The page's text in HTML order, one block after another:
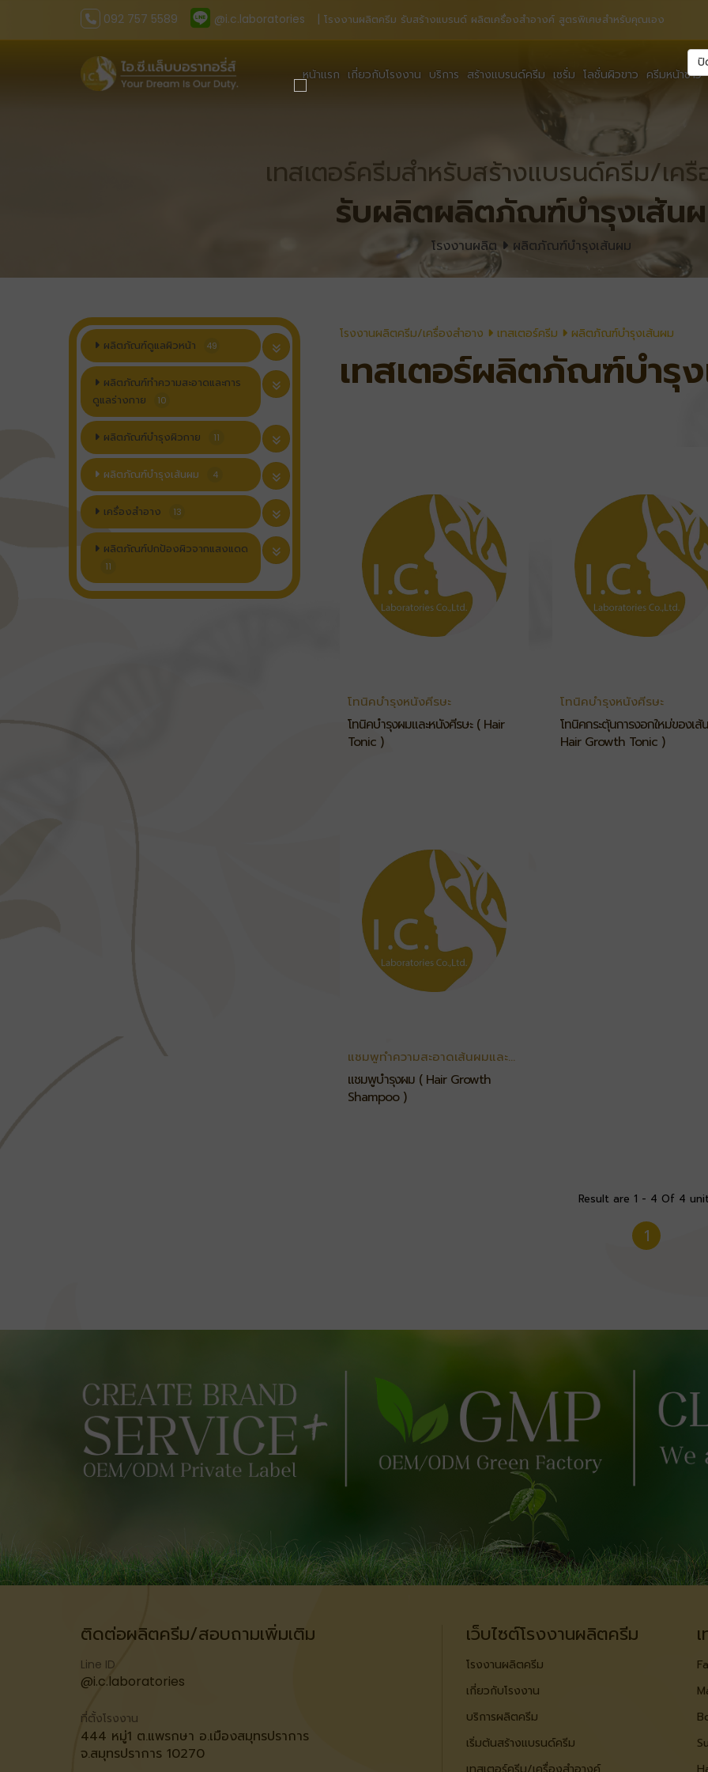
092 757 5589 @i.c.laboratories | โรงงานผลิตครีม รับสร้างแบรนด์ ผลิตเครื่องสำอางค์ สูตรพิเศษสำหรับคุณเอง
หน้าแรก เกี่ยวกับโรงงาน บริการ สร้างแบรนด์ครีม เซรั่ม โลชั่นผิวขาว ครีมหน้าขาว
เทสเตอร์ครีมสำหรับสร้างแบรนด์ครีม/เครื
รับผลิตผลิตภัณฑ์บำรุงเส้น
โรงงานผลิต ผลิตภัณฑ์บำรุงเส้นผม
โรงงานผลิตครีม/เครื่องสำอาง เทสเตอร์ครีม ผลิตภัณฑ์บำรุงเส้นผม
เทสเตอร์ผลิตภัณฑ์บำรุ
โทนิคบำรุงหนังศีรษะ
โทนิคบำรุงผมและหนังศีรษะ ( Hair
Tonic )
โทนิคบำรุงหนังศีรษะ
โทนิคกระตุ้นการงอกใหม่ของเส้
Hair Growth Tonic )
แชมพูทำความสะอาดเส้นผมและ
หนังศีรษะ
แชมพูบำรุงผม ( Hair Growth
Shampoo )
Result are 1 - 4 Of 4
1
ผลิตภัณฑ์ดูแลผิวหน้า 49
ผลิตภัณฑ์ทำความสะอาดและการ
ดูแลร่างกาย
10
ผลิตภัณฑ์บำรุงผิวกาย 11
ผลิตภัณฑ์บำรุงเส้นผม 4
เครื่องสำอาง 13
ผลิตภัณฑ์ปกป้องผิวจากแสงแดด
11
ติดต่อผลิตครีม/สอบถามเพิ่มเติม
Line ID
@i.c.laboratories
ที่ตั้งโรงงาน
444 หมู่1 ต.แพรกษา อ.เมืองสมุทรปราการ
จ.สมุทรปราการ 10270
เว็บไซต์โรงงานผลิตครีม
โรงงานผลิตครีม
เกี่ยวกับโรงงาน
บริการผลิตครีม
เริ่มต้นสร้างแบรนด์ครีม
ปิ